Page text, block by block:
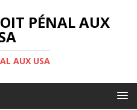
PÉNAL AUX
AUX USA